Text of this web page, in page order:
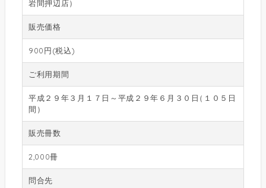
岩間押辺店）
販売価格
900円(税込)
ご利用期間
平成２９年３月１７日～平成２９年６月３０日（ １０５日
間 ）
販売冊数
2,000冊
問合先